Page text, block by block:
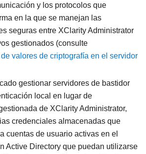
y los protocolos que
en la que se manejan las
seguras entre XClarity Administrator
gestionados (consulte
valores de criptografía en el servidor
gestionar servidores de bastidor
local en lugar de
de XClarity Administrator,
credenciales almacenadas que
cuentas de usuario activas en el
Active Directory que puedan utilizarse